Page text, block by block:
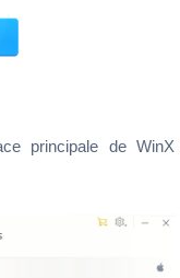
principale de WinX